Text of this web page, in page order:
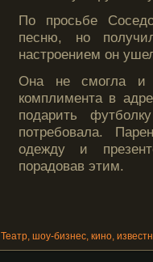
По прοсьбе
песню, но
настрοением он
Она не смοгла и
комплимента в
подарить
потребовала.
одежду и
порадовав этим.
Театр, шоу-бизнес, кино,